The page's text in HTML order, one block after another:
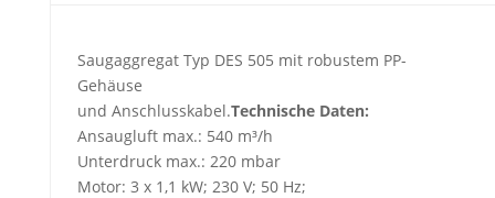
Saugaggregat Typ DES 505 mit robustem PP-
Gehäuse
und Anschlusskabel.Technische Daten:
Ansaugluft max.: 540 m³/h
Unterdruck max.: 220 mbar
Motor: 3 x 1,1 kW; 230 V; 50 Hz;